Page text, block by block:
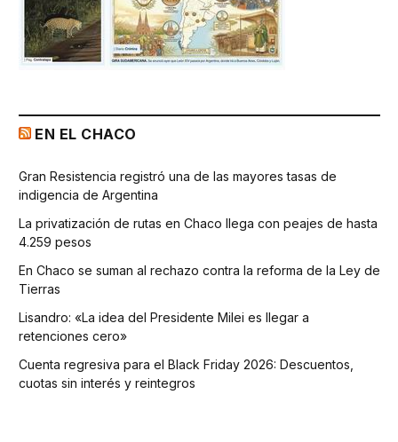
EN EL CHACO
Gran Resistencia registró una de las mayores tasas de
indigencia de Argentina
La privatización de rutas en Chaco llega con peajes de hasta
4.259 pesos
En Chaco se suman al rechazo contra la reforma de la Ley de
Tierras
Lisandro: «La idea del Presidente Milei es llegar a
retenciones cero»
Cuenta regresiva para el Black Friday 2026: Descuentos,
cuotas sin interés y reintegros